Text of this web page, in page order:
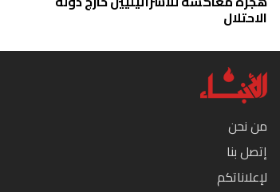
الاحتلال
من نحن
إتصل بنا
لإعلاناتكم